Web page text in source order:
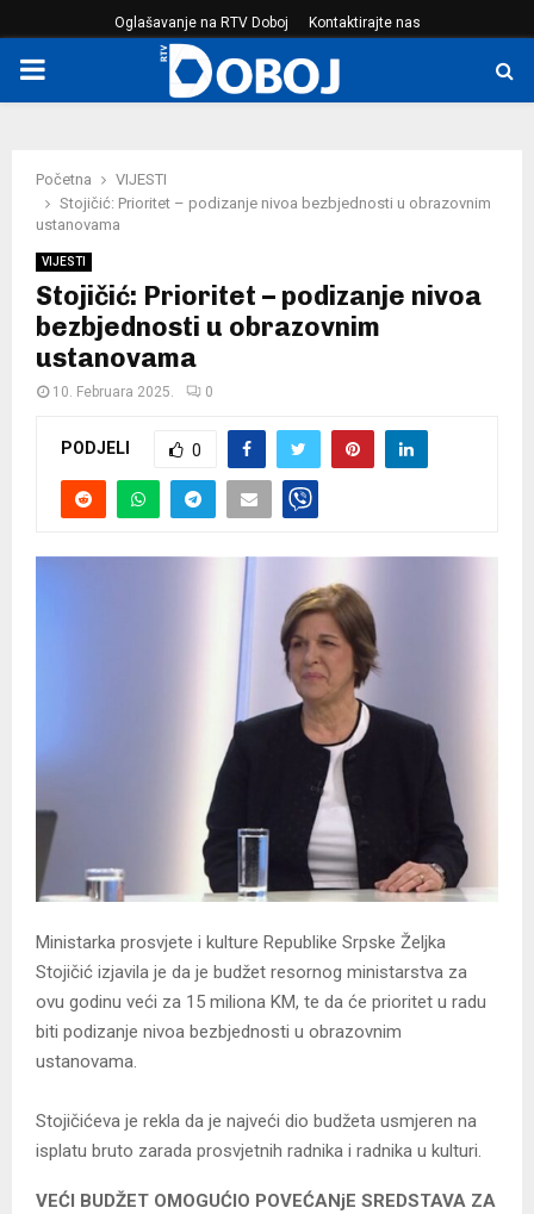
Oglašavanje na RTV Doboj Kontaktirajte nas
PRIMARY
Početna
VIJESTI
Stojičić: Prioritet – podizanje nivoa bezbjednosti u obrazovnim
ustanovama
VIJESTI
Stojičić: Prioritet – podizanje nivoa
bezbjednosti u obrazovnim
ustanovama
10. Februara 2025. 0
PODJELI 0
Ministarka prosvjete i kulture Republike Srpske Željka
Stojičić izjavila je da je budžet resornog ministarstva za
ovu godinu veći za 15 miliona KM, te da će prioritet u radu
biti podizanje nivoa bezbjednosti u obrazovnim
ustanovama.
Stojičićeva je rekla da je najveći dio budžeta usmjeren na
isplatu bruto zarada prosvjetnih radnika i radnika u kulturi.
VEĆI BUDŽET OMOGUĆIO POVEĆANjE SREDSTAVA ZA